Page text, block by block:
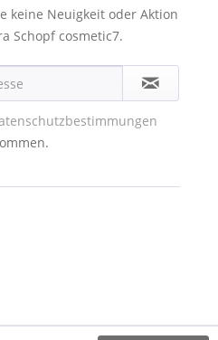
keine Neuigkeit oder Aktion
Schopf cosmetic7.